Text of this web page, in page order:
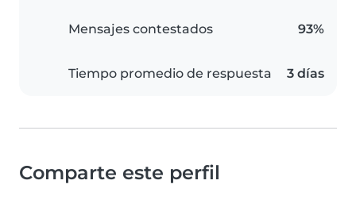
Mensajes contestados 93%
Tiempo promedio de respuesta 3 días
Comparte este perfil